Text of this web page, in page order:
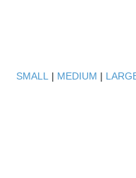
SMALL | MEDIUM |